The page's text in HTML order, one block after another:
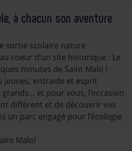
à chacun son aventure
sortie scolaire nature
coeur d’un site historique : Le
minutes de Saint Malo !
jeunes, entraide et esprit
et pour vous, l’occasion
différent et de découvrir vos
un parc engagé pour l’écologie
Malo!